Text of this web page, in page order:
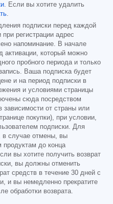
. Если вы хотите удалить
.
подписки перед каждой
регистрации адрес
напоминание. В начале
активации, который можно
пробного периода и только
Ваша подписка будет
и на период подписки в
и условиями страницы
сюда посредством
зависимости от страны или
покупки), при условии,
подписки. Для
в случае отмены, вы
продуктам до конца
вы хотите получить возврат
вы должны отменить
средств в течение 30 дней с
и вы немедленно прекратите
обработки возврата.